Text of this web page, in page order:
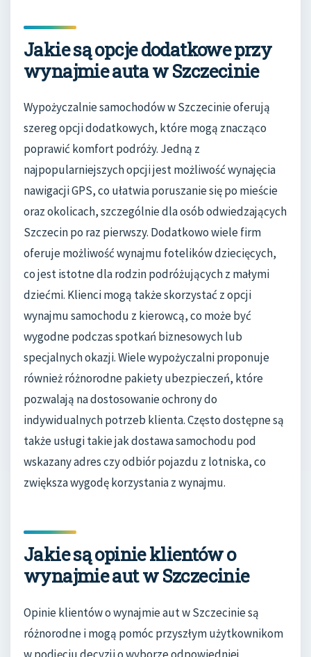
Jakie są opcje dodatkowe przy
wynajmie auta w Szczecinie
Wypożyczalnie samochodów w Szczecinie oferują
szereg opcji dodatkowych, które mogą znacząco
poprawić komfort podróży. Jedną z
najpopularniejszych opcji jest możliwość wynajęcia
nawigacji GPS, co ułatwia poruszanie się po mieście
oraz okolicach, szczególnie dla osób odwiedzających
Szczecin po raz pierwszy. Dodatkowo wiele firm
oferuje możliwość wynajmu fotelików dziecięcych,
co jest istotne dla rodzin podróżujących z małymi
dziećmi. Klienci mogą także skorzystać z opcji
wynajmu samochodu z kierowcą, co może być
wygodne podczas spotkań biznesowych lub
specjalnych okazji. Wiele wypożyczalni proponuje
również różnorodne pakiety ubezpieczeń, które
pozwalają na dostosowanie ochrony do
indywidualnych potrzeb klienta. Często dostępne są
także usługi takie jak dostawa samochodu pod
wskazany adres czy odbiór pojazdu z lotniska, co
zwiększa wygodę korzystania z wynajmu.
Jakie są opinie klientów o
wynajmie aut w Szczecinie
Opinie klientów o wynajmie aut w Szczecinie są
różnorodne i mogą pomóc przyszłym użytkownikom